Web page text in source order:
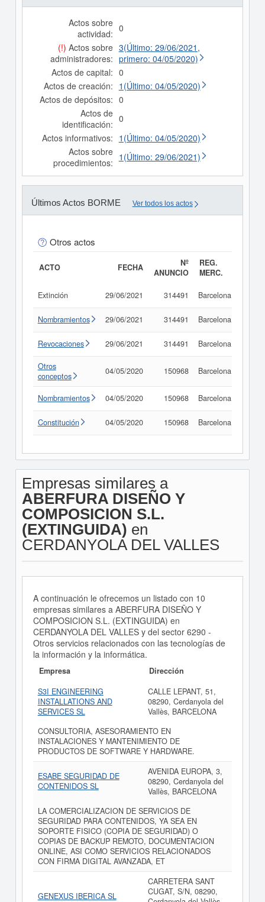
Actos sobre
actividad: 0
(!) Actos sobre
administradores:
3(Último: 29/06/2021,
primero: 04/05/2020)
Actos de capital: 0
Actos de creación: 1(Último: 04/05/2020)
Actos de depósitos: 0
Actos de
identificación: 0
Actos informativos: 1(Último: 04/05/2020)
Actos sobre
procedimientos: 1(Último: 29/06/2021)
Últimos Actos BORME Ver todos los actos
Otros actos
ACTO FECHA
Nº
ANUNCIO
REG.
MERC.
Extinción 29/06/2021 314491 Barcelona
Nombramientos 29/06/2021 314491 Barcelona
Revocaciones 29/06/2021 314491 Barcelona
Otros
conceptos
04/05/2020 150968 Barcelona
Nombramientos 04/05/2020 150968 Barcelona
Constitución 04/05/2020 150968 Barcelona
Empresas similares a
ABERFURA DISEÑO Y
COMPOSICION S.L.
(EXTINGUIDA) en
CERDANYOLA DEL VALLES
A continuación le ofrecemos un listado con 10
empresas similares a ABERFURA DISEÑO Y
COMPOSICION S.L. (EXTINGUIDA) en
CERDANYOLA DEL VALLES y del sector 6290 -
Otros servicios relacionados con las tecnologías de
la información y la informática.
Empresa
Dirección
S3I ENGINEERING
INSTALLATIONS AND
SERVICES SL
CALLE LEPANT, 51,
08290, Cerdanyola del
Vallès, BARCELONA
CONSULTORIA, ASESORAMIENTO EN
INSTALACIONES Y MANTENIMIENTO DE
PRODUCTOS DE SOFTWARE Y HARDWARE.
ESABE SEGURIDAD DE
CONTENIDOS SL
AVENIDA EUROPA, 3,
08290, Cerdanyola del
Vallès, BARCELONA
LA COMERCIALIZACION DE SERVICIOS DE
SEGURIDAD PARA CONTENIDOS, YA SEA EN
SOPORTE FISICO (COPIA DE SEGURIDAD) O
COPIAS DE BACKUP REMOTO, DOCUMENTACION
ONLINE, ASI COMO SERVICIOS RELACIONADOS
CON FIRMA DIGITAL AVANZADA, ET
GENEXUS IBERICA SL
CARRETERA SANT
CUGAT, S/N, 08290,